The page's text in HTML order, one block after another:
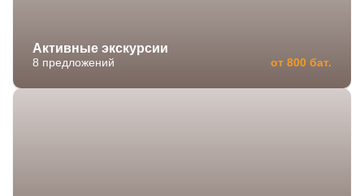
Активные экскурсии
8 предложений от 800 бат.